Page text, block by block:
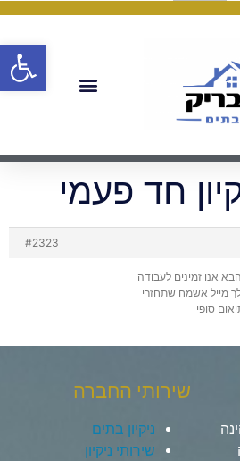
חד פעמי
#2323
אנו זמינים לעבודה
מייל אשמח שתחזרי
סופי
שירותי החברה
ניקיון בתים
שירותי ניקיון